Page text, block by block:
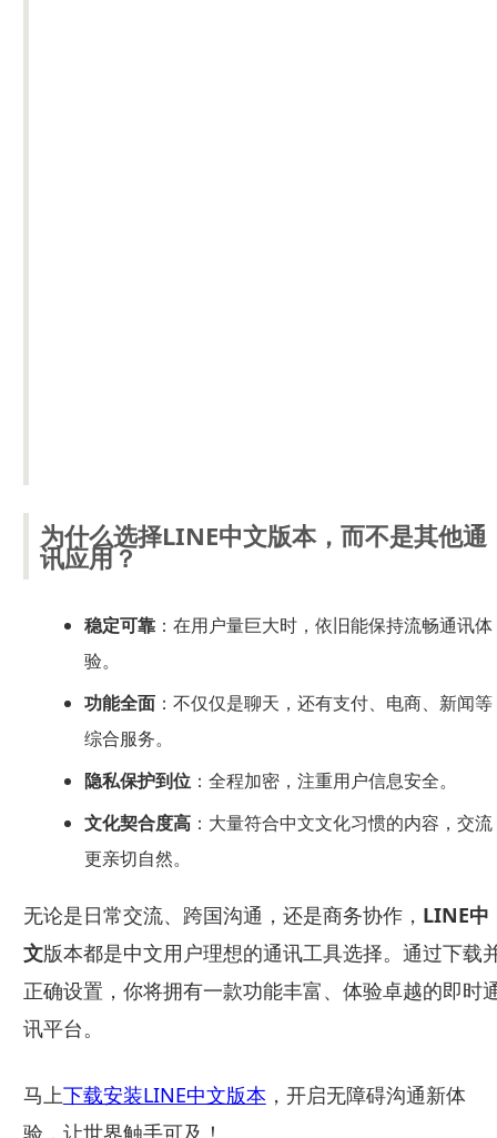
为什么选择LINE中文版本，而不是其他通
讯应用？
稳定可靠：在用户量巨大时，依旧能保持流畅通讯体
验。
功能全面：不仅仅是聊天，还有支付、电商、新闻等
综合服务。
隐私保护到位：全程加密，注重用户信息安全。
文化契合度高：大量符合中文文化习惯的内容，交流
更亲切自然。
无论是日常交流、跨国沟通，还是商务协作， LINE中
文版本都是中文用户理想的通讯工具选择。通过下载
正确设置，你将拥有一款功能丰富、体验卓越的即时
讯平台。
马上下载安装LINE中文版本 ，开启无障碍沟通新体
验，让世界触手可及！